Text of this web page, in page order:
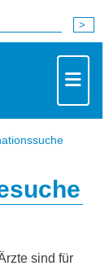
sind für